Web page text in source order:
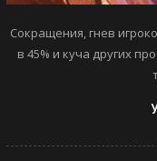
Сокращения, гнев
в 45% и куча других